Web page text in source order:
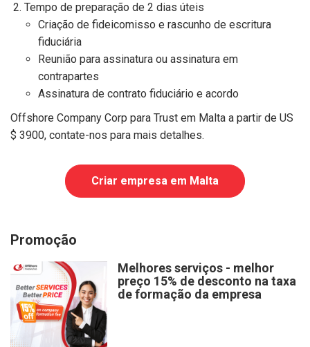
Tempo de preparação de 2 dias úteis
Criação de fideicomisso e rascunho de escritura
fiduciária
Reunião para assinatura ou assinatura em
contrapartes
Assinatura de contrato fiduciário e acordo
Offshore Company Corp para Trust em Malta a partir de US
$ 3900, contate-nos para mais detalhes.
Criar empresa em Malta
Promoção
Melhores serviços - melhor
preço 15% de desconto na taxa
de formação da empresa